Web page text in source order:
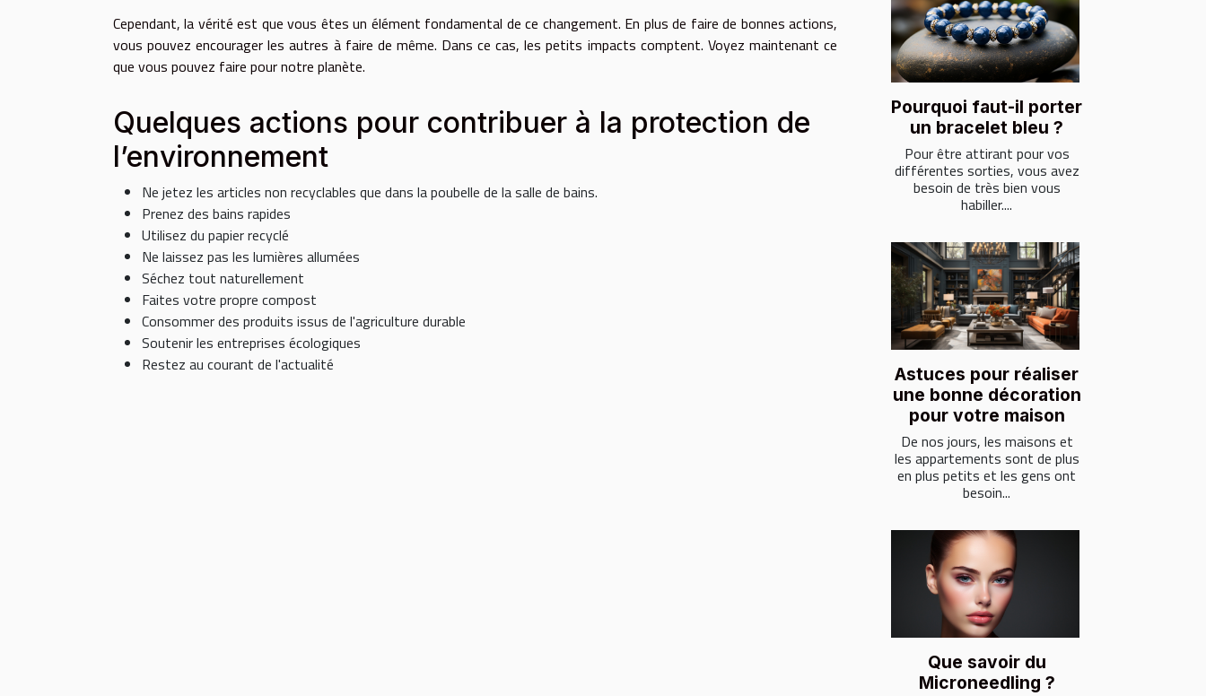
Cependant, la vérité est que vous êtes un élément fondamental de ce changement. En plus de faire de bonnes actions,
vous pouvez encourager les autres à faire de même. Dans ce cas, les petits impacts comptent. Voyez maintenant ce
que vous pouvez faire pour notre planète.
Quelques actions pour contribuer à la protection de
l’environnement
Ne jetez les articles non recyclables que dans la poubelle de la salle de bains.
Prenez des bains rapides
Utilisez du papier recyclé
Ne laissez pas les lumières allumées
Séchez tout naturellement
Faites votre propre compost
Consommer des produits issus de l'agriculture durable
Soutenir les entreprises écologiques
Restez au courant de l'actualité
Pourquoi faut-il porter
un bracelet bleu ?
Pour être attirant pour vos
différentes sorties, vous avez
besoin de très bien vous
habiller....
Astuces pour réaliser
une bonne décoration
pour votre maison
De nos jours, les maisons et
les appartements sont de plus
en plus petits et les gens ont
besoin...
Que savoir du
Microneedling ?